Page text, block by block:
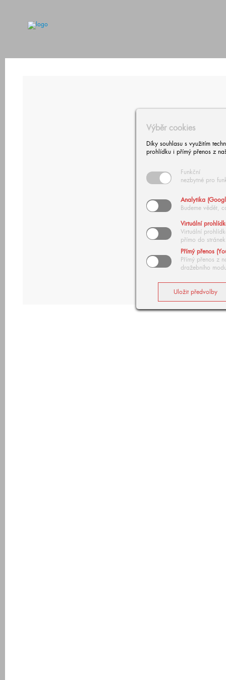
Výběr cookies
Díky souhlasu s využitím
prohlídku i přímý přenos z
Funkční
nezbytné pro
Analytika
Budeme vědět,
Virtuální
Virtuální
přímo do stránek
Přímý přenos
Přímý přenos z
dražebního